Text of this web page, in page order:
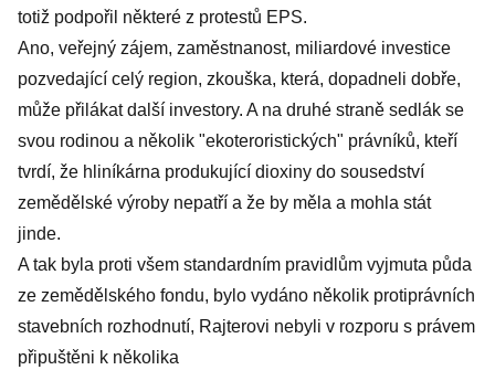
totiž podpořil některé z protestů EPS.
Ano, veřejný zájem, zaměstnanost, miliardové investice
pozvedající celý region, zkouška, která, dopadneli dobře,
může přilákat další investory. A na druhé straně sedlák se
svou rodinou a několik "ekoteroristických" právníků, kteří
tvrdí, že hliníkárna produkující dioxiny do sousedství
zemědělské výroby nepatří a že by měla a mohla stát
jinde.
A tak byla proti všem standardním pravidlům vyjmuta půda
ze zemědělského fondu, bylo vydáno několik protiprávních
stavebních rozhodnutí, Rajterovi nebyli v rozporu s právem
připuštěni k několika